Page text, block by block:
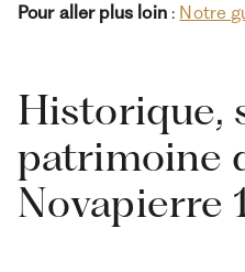
Pour aller plus loin: Notre
Historique,
patrimoine
Novapierre